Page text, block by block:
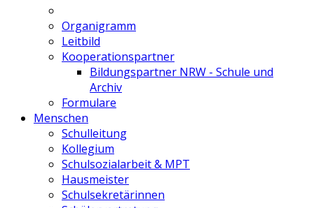
Organigramm
Leitbild
Kooperationspartner
Bildungspartner NRW - Schule und
Archiv
Formulare
Menschen
Schulleitung
Kollegium
Schulsozialarbeit & MPT
Hausmeister
Schulsekretärinnen